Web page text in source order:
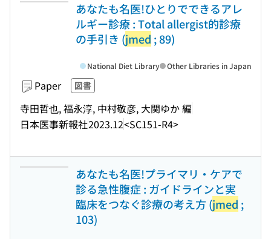
あなたも名医!ひとりでできるアレ
ルギー診療 : Total allergist的診療
の手引き (jmed ; 89)
Paper 図書
寺田哲也, 福永淳, 中村敬彦, 大関ゆか 編
日本医事新報社2023.12<SC151-R4>
National Diet Library Other Libraries in Japan
あなたも名医!プライマリ・ケアで
診る急性腹症 : ガイドラインと実
臨床をつなぐ診療の考え方 (jmed ;
103)